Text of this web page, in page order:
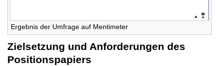
Ergebnis der Umfrage auf Mentimeter
Zielsetzung und Anforderungen des
Positionspapiers